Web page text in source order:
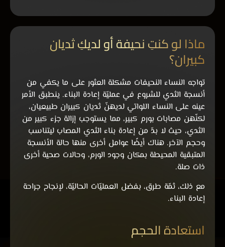
ماذا لو كنتِ نحيفة أو لديكِ ثديان
كبيران؟
تواجه النساء النحيفات مشكلة العثور على ما يكفي من
أنسجة الثدي للشروع في عمليّة إعادة البناء. ينطبق الأمر
عينه على النساء اللواتي لديهنّ ثديان كبيران طبيعيان،
لكنّهن مصابات بورم كبير، مما يستوجب إزالة جزء كبير من
الثدي، حيث لا بدّ من إعادة بناء الثدي المصاب ليتناسب
وحجم الآخر. هناك أيضًا عوامل أخرى منها حالة الأنسجة
المتبقية المحيطة بمكان وجود الورم، وحالات صحية أخرى
ذات صلة.
مع ذلك، ثمّة طرق، بفضل العمليّات الحاليّة، لإنجاح جراحة
إعادة البناء.
استعادة الحجم